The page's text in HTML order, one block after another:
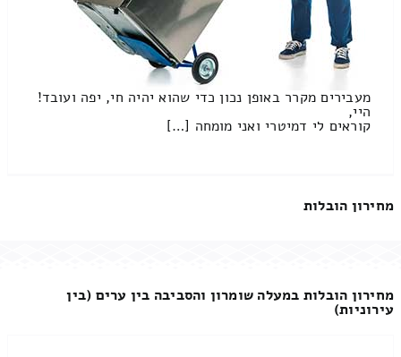
מעבירים מקרר באופן נכון כדי שהוא יהיה חי, יפה ועובד!
היי,
קוראים לי דמיטרי ואני מומחה […]
מחירון הובלות
מחירון הובלות במעלה שומרון והסביבה בין ערים (בין
עירוניות)